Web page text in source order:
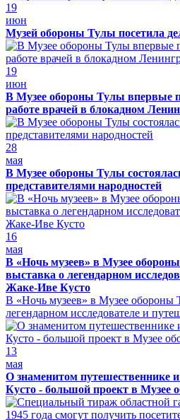
19
июн
Музей обороны Тулы посетила
19
июн
В Музее обороны Тулы впервые
работе врачей в блокадном
28
мая
В Музее обороны Тулы
представителями народностей
16
мая
В «Ночь музеев» в Музее
выставка о легендарном
Жаке-Иве Кусто
В «Ночь музеев» в Музее обороны
легендарном исследователе и
13
мая
О знаменитом путешественнике
Кусто - большой проект в Музее